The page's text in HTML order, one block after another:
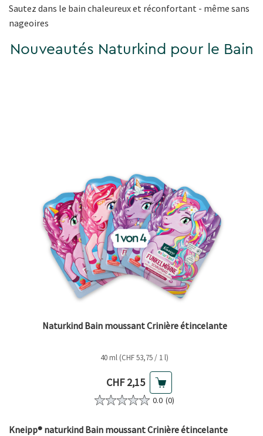
Sautez dans le bain chaleureux et réconfortant - même sans
nageoires
Nouveautés Naturkind pour le Bain
Naturkind Bain moussant Crinière étincelante
40 ml (CHF 53,75 / 1 l)
Prix actuel
CHF 2,15
0.0 (0)
Kneipp® naturkind Bain moussant Crinière étincelante